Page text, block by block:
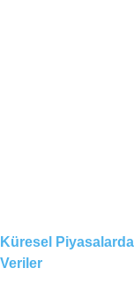
Küresel
Veriler